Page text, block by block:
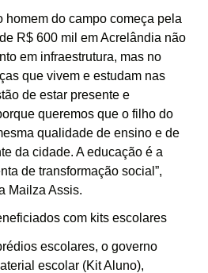
homem do campo começa pela
R$ 600 mil em Acrelândia não
em infraestrutura, mas no
que vivem e estudam nas
de estar presente e
queremos que o filho do
qualidade de ensino e de
da cidade. A educação é a
de transformação social”,
Mailza Assis.
com kits escolares
escolares, o governo
escolar (Kit Aluno),